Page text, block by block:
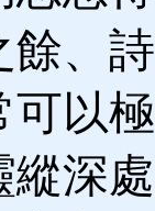
餘、
可以
縱深